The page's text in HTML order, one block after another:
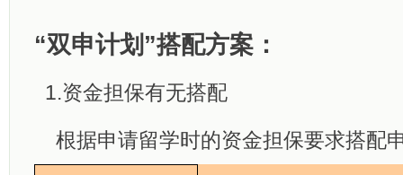
“双申计划”搭配方案：
1.资金担保有无搭配
根据申请留学时的资金担保要求搭配